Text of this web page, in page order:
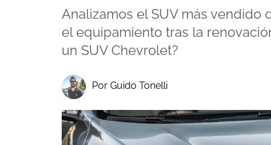
Analizamos el SUV más vendido
el equipamiento tras la
un SUV Chevrolet?
Por Guido Tonelli